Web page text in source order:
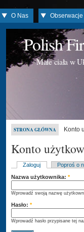
O Nas Obserwacje
Polish
Małe ciała w
STRONA GŁÓWNA Konto
Konto
Zaloguj
Poproś o
Nazwa użytkownika: *
Wprowadź swoją nazwę
Hasło: *
Wprowadź hasło przypisane tej